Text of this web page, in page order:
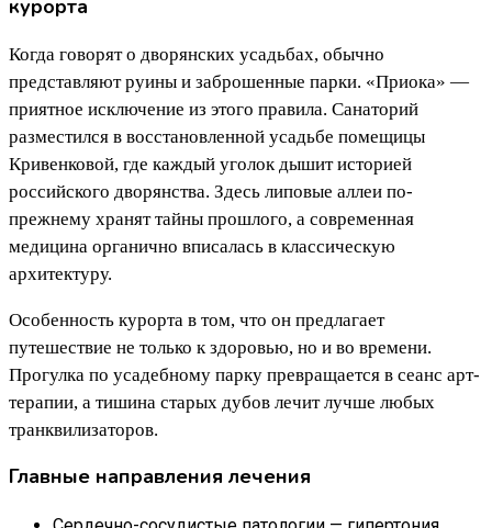
курорта
Когда говорят о дворянских усадьбах, обычно
представляют руины и заброшенные парки. «Приока» —
приятное исключение из этого правила. Санаторий
разместился в восстановленной усадьбе помещицы
Кривенковой, где каждый уголок дышит историей
российского дворянства. Здесь липовые аллеи по-
прежнему хранят тайны прошлого, а современная
медицина органично вписалась в классическую
архитектуру.
Особенность курорта в том, что он предлагает
путешествие не только к здоровью, но и во времени.
Прогулка по усадебному парку превращается в сеанс арт-
терапии, а тишина старых дубов лечит лучше любых
транквилизаторов.
Главные направления лечения